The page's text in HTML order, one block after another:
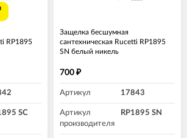
RP1895
SC
Защелка бесшумная
сантехническая Rucetti RP1895
SN белый никель
700 ₽
Артикул 17843
Артикул
производителя
RP1895 SN